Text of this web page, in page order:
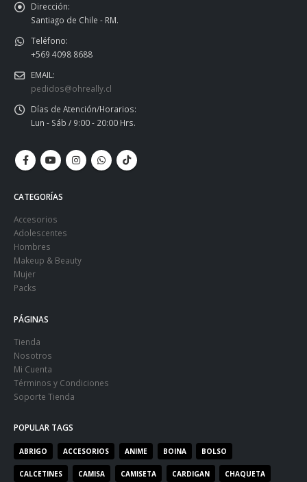
Dirección:
Santiago de Chile - RM.
Teléfono:
+569 4098 8688
EMAIL:
pedidos@ohreally.cl
Días de Atención/Horarios:
Lun - Sáb / 9:00 - 20:00 Hrs.
CATEGORÍAS
Accesorios
Adolescentes
Hombres
Makeup & Beauty
Mujer
Packs
PÁGINAS
Tienda
Nosotros
Mi Cuenta
Términos y Condiciones
Soporte Tienda
POPULAR TAGS
ABRIGO ACCESORIOS ANIME BOINA BOLSO
CALCETINES CAMISA CAMISETA CARDIGAN CHAQUETA